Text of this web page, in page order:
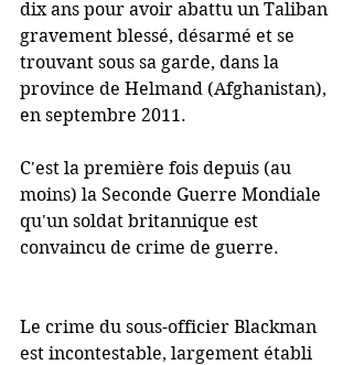
dix ans pour avoir abattu un Taliban
gravement blessé, désarmé et se
trouvant sous sa garde, dans la
province de Helmand (Afghanistan),
en septembre 2011.
C'est la première fois depuis (au
moins) la Seconde Guerre Mondiale
qu'un soldat britannique est
convaincu de crime de guerre.
Le crime du sous-officier Blackman
est incontestable, largement établi